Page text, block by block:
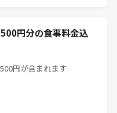
は異なる進行となる場合があ
異性・同性関わらず相手が不
えください。
に関わらず、運営・企画者
円分の食事料金込
円が含まれます